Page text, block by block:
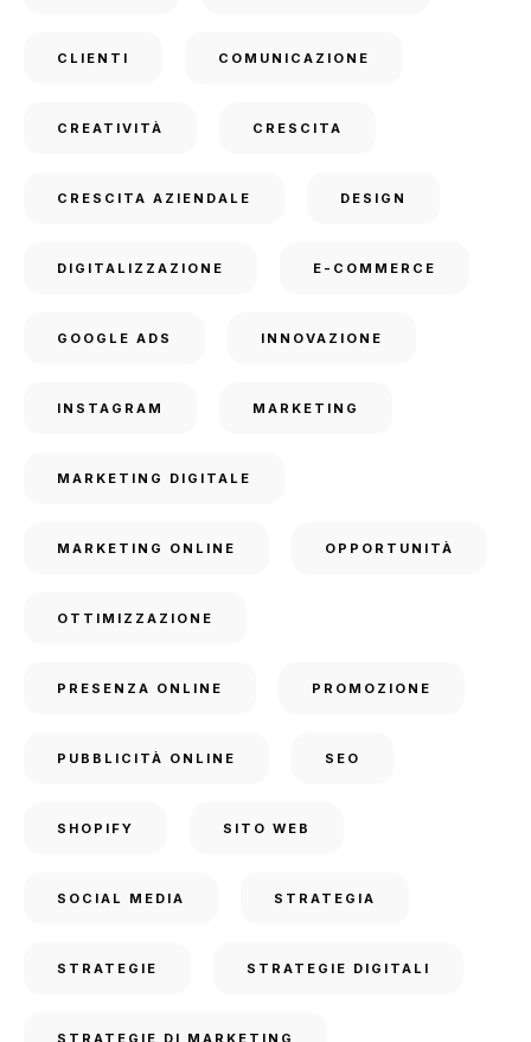
CLIENTI COMUNICAZIONE
CREATIVITÀ CRESCITA
CRESCITA AZIENDALE DESIGN
DIGITALIZZAZIONE E-COMMERCE
GOOGLE ADS INNOVAZIONE
INSTAGRAM MARKETING
MARKETING DIGITALE
MARKETING ONLINE OPPORTUNITÀ
OTTIMIZZAZIONE
PRESENZA ONLINE PROMOZIONE
PUBBLICITÀ ONLINE SEO
SHOPIFY SITO WEB
SOCIAL MEDIA STRATEGIA
STRATEGIE STRATEGIE DIGITALI
STRATEGIE DI MARKETING